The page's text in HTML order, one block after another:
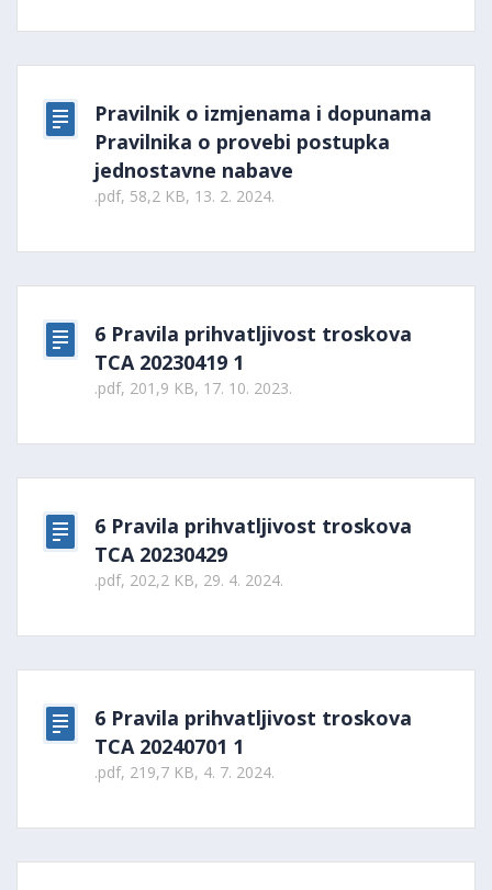
Pravilnik o izmjenama i dopunama
Pravilnika o provebi postupka
jednostavne nabave
.pdf, 58,2 KB, 13. 2. 2024.
6 Pravila prihvatljivost troskova
TCA 20230419 1
.pdf, 201,9 KB, 17. 10. 2023.
6 Pravila prihvatljivost troskova
TCA 20230429
.pdf, 202,2 KB, 29. 4. 2024.
6 Pravila prihvatljivost troskova
TCA 20240701 1
.pdf, 219,7 KB, 4. 7. 2024.